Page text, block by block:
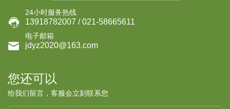

24小时服务热线
13918782007 / 021-58665611

电子邮箱
jdyz2020@163.com
您还可以
给我们留言，客服会立刻联系您